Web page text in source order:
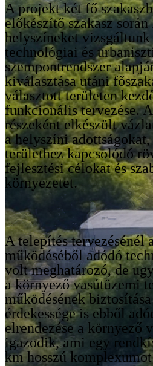
A projekt két fő
előkészítő szakasz során
helyszíneket vizsgáltunk
technológiai és
szempontrendszer
kiválasztása utáni
választott területen
funkcionális tervezése.
részeként elkészült
a helyszíni
területhez kapcsolódó
fejlesztési célokat és
környezetet.
A telepítés tervezésénél
működéséből adódó
volt meghatározó, de
a környező vasútüzemi
működésének
érdekessége is ebből
elrendezése a környező
igazodik, ami egy
km hosszú